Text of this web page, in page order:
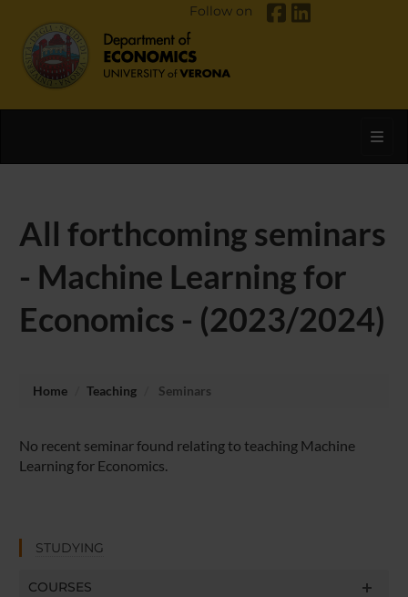
Follow on
All forthcoming seminars
- Machine Learning for
Economics - (2023/2024)
Home Teaching Seminars
No recent seminar found relating to teaching Machine
Learning for Economics.
STUDYING
COURSES